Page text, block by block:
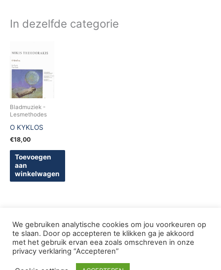
In dezelfde categorie
Bladmuziek -
Lesmethodes
O KYKLOS
€18,00
Toevoegen
aan
winkelwagen
Copyright © 2005-2026 De Griekse Wereld | Design
deWebShopFactory
We gebruiken analytische cookies om jou voorkeuren op
te slaan. Door op accepteren te klikken ga je akkoord
met het gebruik ervan eea zoals omschreven in onze
privacy verklaring “Accepteren”